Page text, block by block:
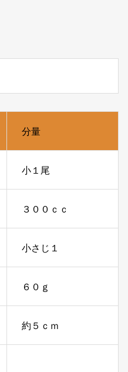
分量
小１尾
３００ｃｃ
小さじ１
６０ｇ
約５ｃｍ